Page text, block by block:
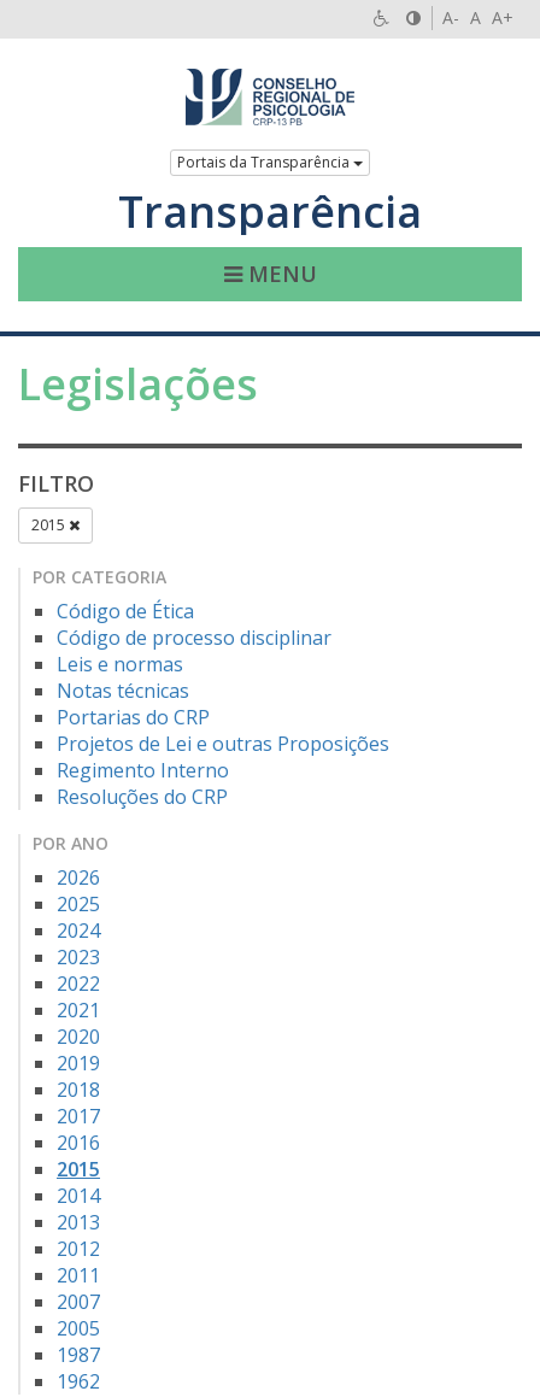
A- A A+
Portais da Transparência
Transparência
MENU
Legislações
FILTRO
2015
POR CATEGORIA
Código de Ética
Código de processo disciplinar
Leis e normas
Notas técnicas
Portarias do CRP
Projetos de Lei e outras Proposições
Regimento Interno
Resoluções do CRP
POR ANO
2026
2025
2024
2023
2022
2021
2020
2019
2018
2017
2016
2015
2014
2013
2012
2011
2007
2005
1987
1962